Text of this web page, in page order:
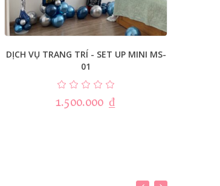
DỊCH VỤ TRANG TRÍ - SET UP MINI MS-
01
1.500.000 ₫